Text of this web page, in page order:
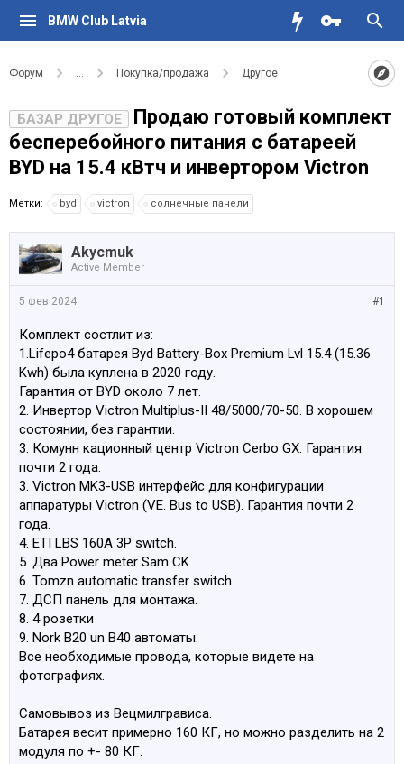
BMW Club Latvia
Форум ... Покупка/продажа Другое
БАЗАР ДРУГОЕ
Продаю готовый комплект
бесперебойного питания с батареей
BYD на 15.4 кВтч и инвертором Victron
Метки: byd victron солнечные панели
Akycmuk
Active Member
#1
5 фев 2024
Комплект состлит из:
1.Lifepo4 батарея Byd Battery-Box Premium Lvl 15.4 (15.36
Kwh) была куплена в 2020 году.
Гарантия от BYD около 7 лет.
2. Инвертор Victron Multiplus-II 48/5000/70-50. В хорошем
состоянии, без гарантии.
3. Комунн кационный центр Victron Cerbo GX. Гарантия
почти 2 года.
3. Victron MK3-USB интерфейс для конфигурации
аппаратуры Victron (VE. Bus to USB). Гарантия почти 2
года.
4. ETI LBS 160A 3P switch.
5. Два Power meter Sam CK.
6. Tomzn automatic transfer switch.
7. ДСП панель для монтажа.
8. 4 розетки
9. Nork B20 un B40 автоматы.
Все необходимые провода, которые видете на
фотографиях.
Самовывоз из Вецмилгрависа.
Батарея весит примерно 160 КГ, но можно разделить на 2
модуля по +- 80 КГ.